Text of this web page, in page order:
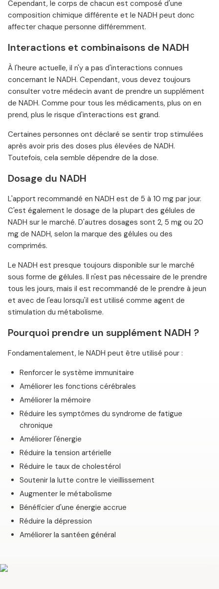
Cependant, le corps de chacun est composé d'une
composition chimique différente et le NADH peut donc
affecter chaque personne différemment.
Interactions et combinaisons de NADH
À l'heure actuelle, il n'y a pas d'interactions connues
concernant le NADH. Cependant, vous devez toujours
consulter votre médecin avant de prendre un supplément
de NADH. Comme pour tous les médicaments, plus on en
prend, plus le risque d'interactions est grand.
Certaines personnes ont déclaré se sentir trop stimulées
après avoir pris des doses plus élevées de NADH.
Toutefois, cela semble dépendre de la dose.
Dosage du NADH
L'apport recommandé en NADH est de 5 à 10 mg par jour.
C'est également le dosage de la plupart des gélules de
NADH sur le marché. D'autres dosages sont 2, 5 mg ou 20
mg de NADH, selon la marque des gélules ou des
comprimés.
Le NADH est presque toujours disponible sur le marché
sous forme de gélules. Il n'est pas nécessaire de le prendre
tous les jours, mais il est recommandé de le prendre à jeun
et avec de l'eau lorsqu'il est utilisé comme agent de
stimulation du métabolisme.
Pourquoi prendre un supplément NADH ?
Fondamentalement, le NADH peut être utilisé pour :
Renforcer le système immunitaire
Améliorer les fonctions cérébrales
Améliorer la mémoire
Réduire les symptômes du syndrome de fatigue
chronique
Améliorer l'énergie
Réduire la tension artérielle
Réduire le taux de cholestérol
Soutenir la lutte contre le vieillissement
Augmenter le métabolisme
Bénéficier d'une énergie accrue
Réduire la dépression
Améliorer la santéen général